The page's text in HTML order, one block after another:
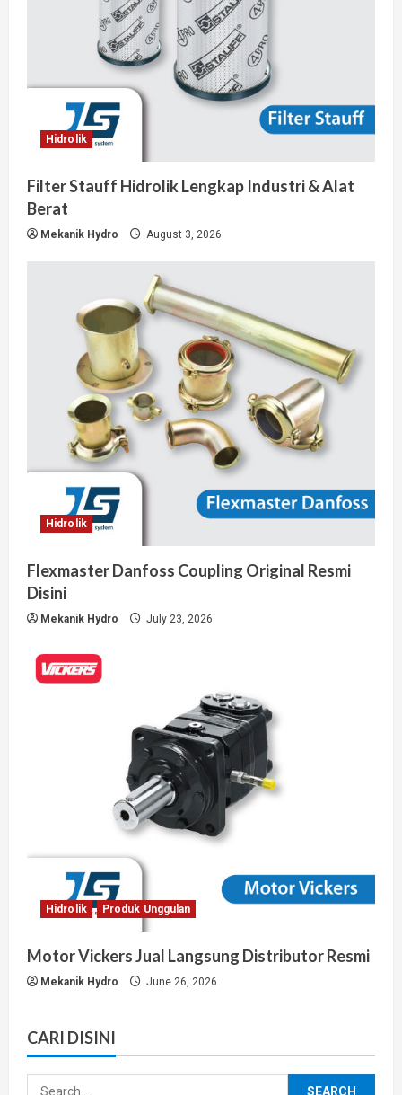
Hidrolik
Filter Stauff Hidrolik Lengkap Industri & Alat
Berat
Mekanik Hydro August 3, 2026
Hidrolik
Flexmaster Danfoss Coupling Original Resmi
Disini
Mekanik Hydro July 23, 2026
Hidrolik Produk Unggulan
Motor Vickers Jual Langsung Distributor Resmi
Mekanik Hydro June 26, 2026
CARI DISINI
Search